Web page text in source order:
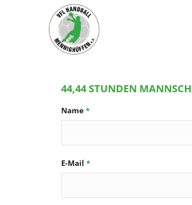
44,44 STUNDEN
Name *
E-Mail *